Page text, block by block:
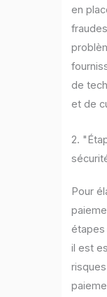
en
de
et de
2.
Pour
étapes
il est